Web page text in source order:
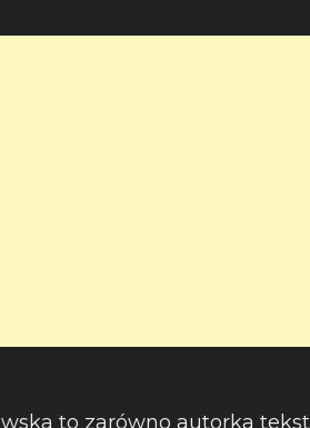
to zarówno autorka